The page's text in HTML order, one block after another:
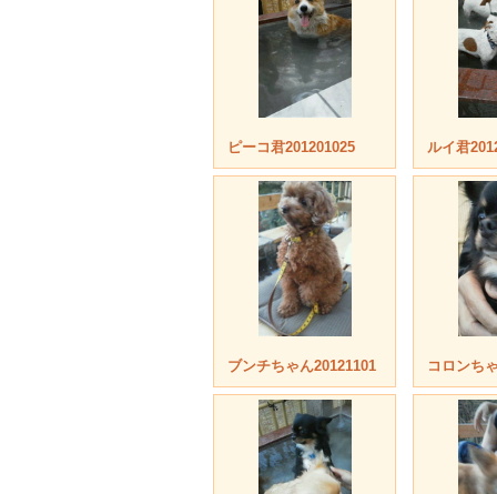
ピーコ君201201025 ルイ君
ブンチちゃん20121101 コロンち